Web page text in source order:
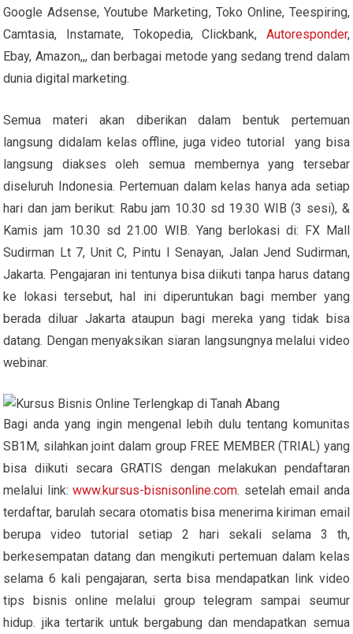
Google Adsense, Youtube Marketing, Toko Online, Teespiring,
Camtasia, Instamate, Tokopedia, Clickbank, Autoresponder,
Ebay, Amazon,,, dan berbagai metode yang sedang trend dalam
dunia digital marketing.
Semua materi akan diberikan dalam bentuk pertemuan
langsung didalam kelas offline, juga video tutorial yang bisa
langsung diakses oleh semua membernya yang tersebar
diseluruh Indonesia. Pertemuan dalam kelas hanya ada setiap
hari dan jam berikut: Rabu jam 10.30 sd 19.30 WIB (3 sesi), &
Kamis jam 10.30 sd 21.00 WIB. Yang berlokasi di: FX Mall
Sudirman Lt 7, Unit C, Pintu I Senayan, Jalan Jend Sudirman,
Jakarta. Pengajaran ini tentunya bisa diikuti tanpa harus datang
ke lokasi tersebut, hal ini diperuntukan bagi member yang
berada diluar Jakarta ataupun bagi mereka yang tidak bisa
datang. Dengan menyaksikan siaran langsungnya melalui video
webinar.
Bagi anda yang ingin mengenal lebih dulu tentang komunitas
SB1M, silahkan joint dalam group FREE MEMBER (TRIAL) yang
bisa diikuti secara GRATIS dengan melakukan pendaftaran
melalui link:www.kursus-bisnisonline.com. setelah email anda
terdaftar, barulah secara otomatis bisa menerima kiriman email
berupa video tutorial setiap 2 hari sekali selama 3 th,
berkesempatan datang dan mengikuti pertemuan dalam kelas
selama 6 kali pengajaran, serta bisa mendapatkan link video
tips bisnis online melalui group telegram sampai seumur
hidup. jika tertarik untuk bergabung dan mendapatkan semua